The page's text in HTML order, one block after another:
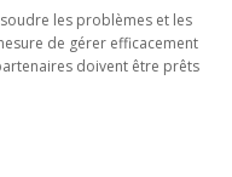
les problèmes et les
de gérer efficacement
doivent être prêts